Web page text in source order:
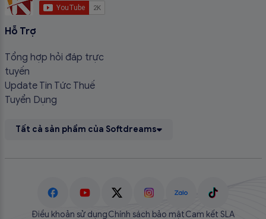
Hỗ Trợ
Tổng hợp hỏi đáp trực
tuyến
Update Tin Tức Thuế
Tuyển Dụng
Tất cả sản phẩm của Softdreams
Điều khoản sử dụngChính sách bảo mậtCam kết SLA